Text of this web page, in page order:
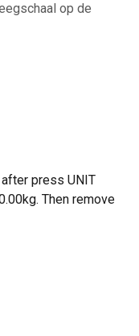
op de
press UNIT
Then remove